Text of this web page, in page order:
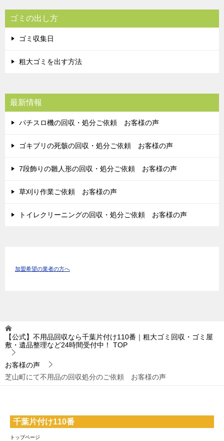
ゴミの出し方
ゴミ収集日
粗大ゴミを出す方法
最新情報
パチスロ機の回収・処分ご依頼 お客様の声
ゴキブリの死骸の回収・処分ご依頼 お客様の声
7段飾りの雛人形の回収・処分ご依頼 お客様の声
草刈り作業ご依頼 お客様の声
トイレクリーニングの回収・処分ご依頼 お客様の声
加盟希望の業者の方へ
【公式】不用品回収なら千葉片付け110番｜粗大ゴミ回収・ゴミ屋
敷・遺品整理など24時間受付中！
TOP
お客様の声
芝山町にて不用品の回収処分のご依頼 お客様の声
千葉片付け110番
トップページ